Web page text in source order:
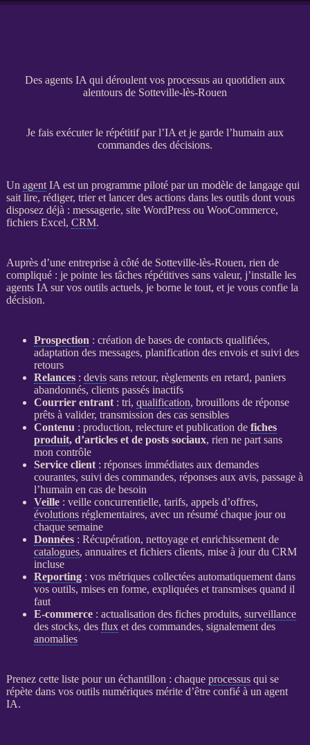
Des agents IA qui déroulent vos processus au quotidien aux
alentours de Sotteville-lès-Rouen
Je fais exécuter le répétitif par l’IA et je garde l’humain aux
commandes des décisions.
Un agent IA est un programme piloté par un modèle de langage qui
sait lire, rédiger, trier et lancer des actions dans les outils dont vous
disposez déjà : messagerie, site WordPressou WooCommerce,
fichiers Excel, CRM.
Auprès d’une entreprise à côté de Sotteville-lès-Rouen, rien de
compliqué : je pointe les tâches répétitives sans valeur, j’installe les
agents IA sur vos outils actuels, je borne le tout, et je vous confie la
décision.
Prospection : création de bases de contacts qualifiées,
adaptation des messages, planification des envois et suivi des
retours
Relances: devissans retour, règlements en retard, paniers
abandonnés, clients passés inactifs
Courrier entrant: tri, qualification, brouillons de réponse
prêts à valider, transmission des cas sensibles
Contenu : production, relecture et publication de fiches
produit, d’articles et de posts sociaux, rien ne part sans
mon contrôle
Service client: réponses immédiates aux demandes
courantes, suivi des commandes, réponses aux avis, passage à
l’humain en cas de besoin
Veille: veille concurrentielle, tarifs, appels d’offres,
évolutionsréglementaires, avec un résumé chaque jour ou
chaque semaine
Données: Récupération, nettoyage et enrichissement de
catalogues, annuaires et fichiers clients, mise à jour du CRM
incluse
Reporting: vos métriques collectées automatiquement dans
vos outils, mises en forme, expliquées et transmises quand il
faut
E-commerce: actualisation des fiches produits, surveillance
des stocks, des fluxet des commandes, signalement des
anomalies
Prenez cette liste pour un échantillon : chaque processusqui se
répète dans vos outils numériques mérite d’être confié à un agent
IA.